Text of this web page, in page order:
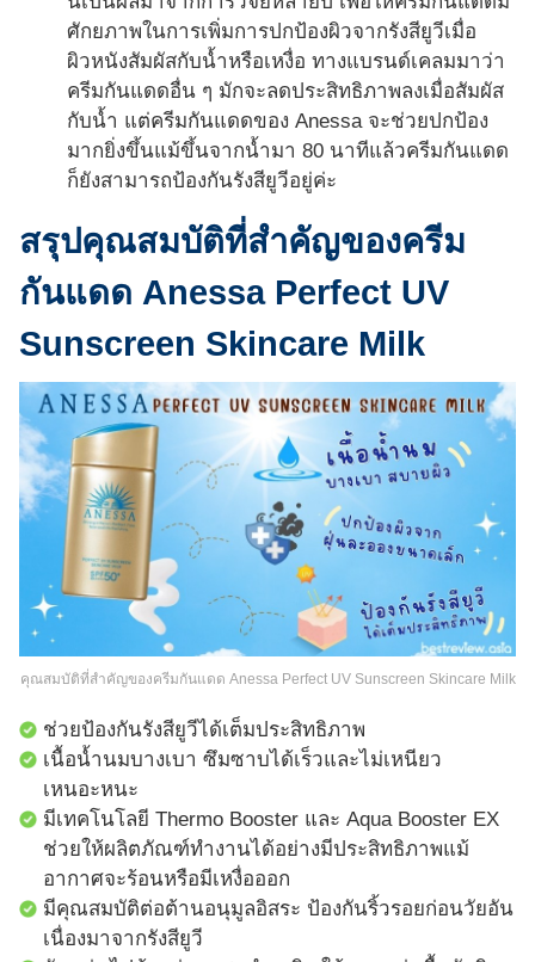
ศักยภาพในการเพิ่มการปกป้องผิวจากรังสียูวีเมื่อ
ผิวหนังสัมผัสกับน้ำหรือเหงื่อ ทางแบรนด์เคลมมาว่า
ครีมกันแดดอื่น ๆ มักจะลดประสิทธิภาพลงเมื่อสัมผัส
กับน้ำ แต่ครีมกันแดดของ Anessa จะช่วยปกป้อง
มากยิ่งขึ้นแม้ขึ้นจากน้ำมา 80 นาทีแล้วครีมกันแดด
ก็ยังสามารถป้องกันรังสียูวีอยู่ค่ะ
สรุปคุณสมบัติที่สำคัญของครีม
กันแดด Anessa Perfect UV
Sunscreen Skincare Milk
คุณสมบัติที่สำคัญของครีมกันแดด Anessa Perfect UV Sunscreen Skincare Milk
ช่วยป้องกันรังสียูวีได้เต็มประสิทธิภาพ
เนื้อน้ำนมบางเบา ซึมซาบได้เร็วและไม่เหนียว
เหนอะหนะ
มีเทคโนโลยี Thermo Booster และ Aqua Booster EX
ช่วยให้ผลิตภัณฑ์ทำงานได้อย่างมีประสิทธิภาพแม้
อากาศจะร้อนหรือมีเหงื่อออก
มีคุณสมบัติต่อต้านอนุมูลอิสระ ป้องกันริ้วรอยก่อนวัยอัน
เนื่องมาจากรังสียูวี